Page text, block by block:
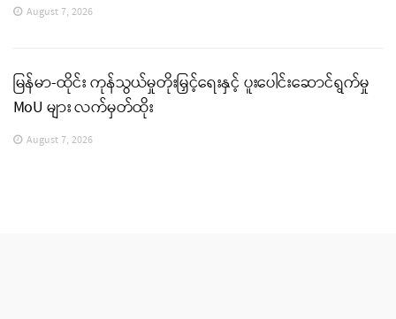
August 7, 2026
မြန်မာ-ထိုင်း ကုန်သွယ်မှုတိုးမြှင့်ရေးနှင့် ပူးပေါင်းဆောင်ရွက်မှု
MoU များ လက်မှတ်ထိုး
August 7, 2026